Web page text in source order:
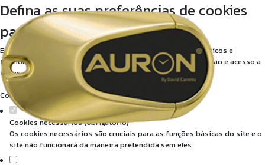
Defina as suas preferências de cookies
para este website.
Este website utiliza cookies estritamente necessários, analíticos e
funcionais, para lhe oferecer uma boa experiência de navegação e acesso a
todas as funcionalidades.
Consulte a nossa
política de privacidade e de Cookies.
Cookies necessários (obrigatório)
Os cookies necessários são cruciais para as funções básicas do site e o
site não funcionará da maneira pretendida sem eles